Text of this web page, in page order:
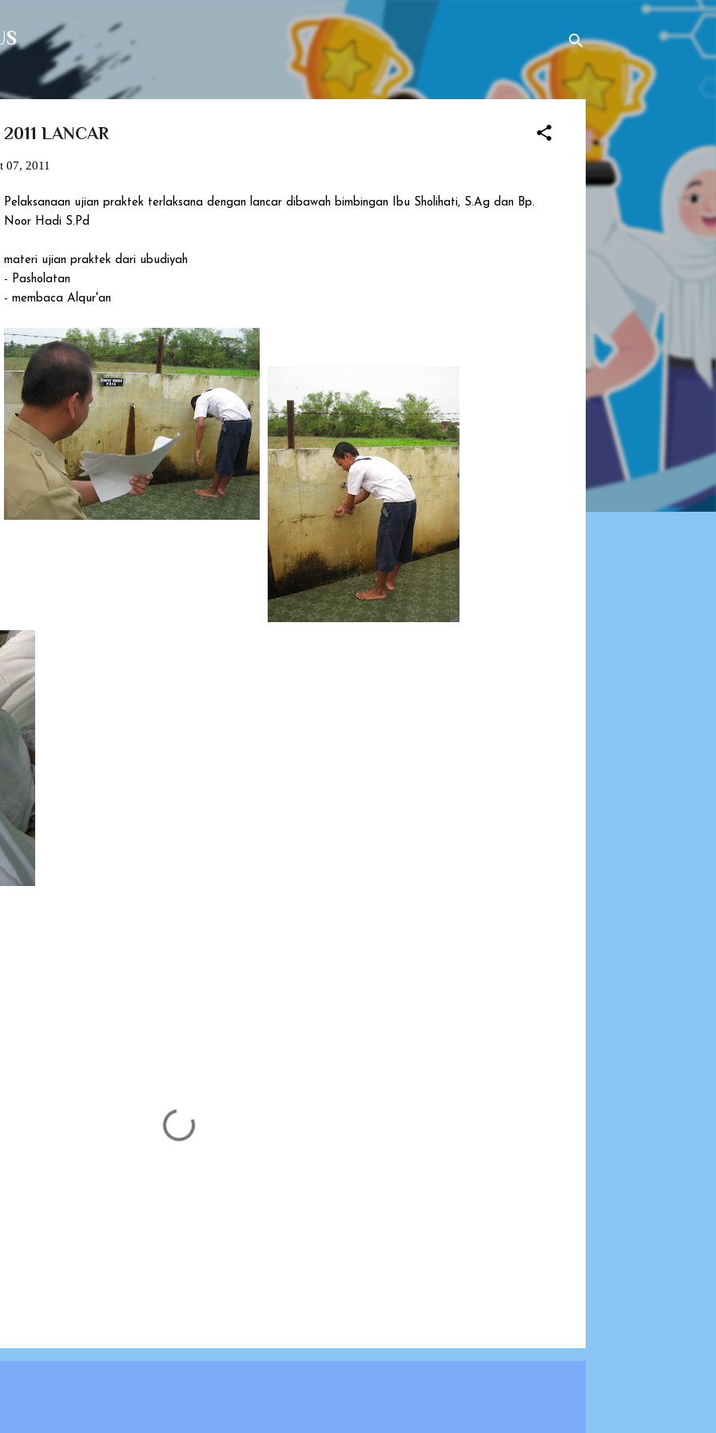
Langsung ke konten utama
LANCAR
07, 2011
Pelaksanaan ujian praktek terlaksana dengan lancar dibawah bimbingan Ibu Sholihati, S.Ag dan Bp.
Noor Hadi S.Pd
materi ujian praktek dari ubudiyah
- Pasholatan
- membaca Alqur'an